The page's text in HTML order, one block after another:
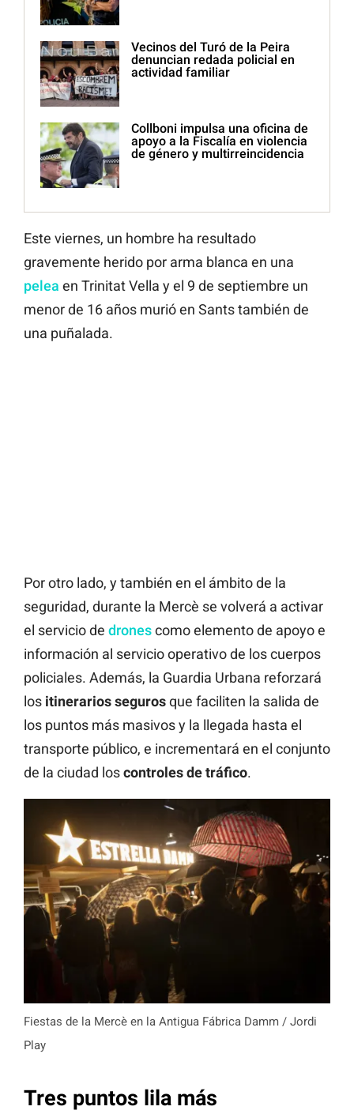
Vecinos del Turó de la Peira
denuncian redada policial en
actividad familiar
Collboni impulsa una oficina de
apoyo a la Fiscalía en violencia
de género y multirreincidencia
Este viernes, un hombre ha resultado
gravemente herido por arma blanca en una
pelea en Trinitat Vella y el 9 de septiembre un
menor de 16 años murió en Sants también de
una puñalada.
Por otro lado, y también en el ámbito de la
seguridad, durante la Mercè se volverá a activar
el servicio de dronescomo elemento de apoyo e
información al servicio operativo de los cuerpos
policiales. Además, la Guardia Urbana reforzará
los itinerarios segurosque faciliten la salida de
los puntos más masivos y la llegada hasta el
transporte público, e incrementará en el conjunto
de la ciudad loscontroles de tráfico.
Fiestas de la Mercè en la Antigua Fábrica Damm / Jordi
Play
Tres puntos lila más